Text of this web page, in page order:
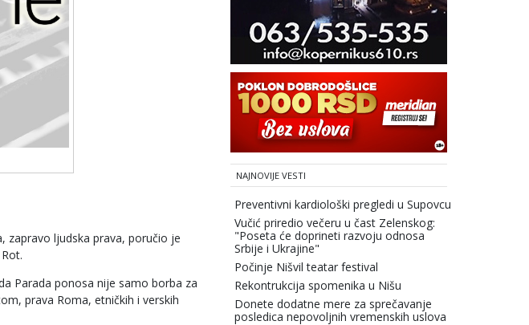
zapravo ljudska prava, poručio je
Parada ponosa nije samo borba za
prava Roma, etničkih i verskih
NAJNOVIJE VESTI
Preventivni kardiološki pregledi u Supovcu
Vučić priredio večeru u čast Zelenskog:
"Poseta će doprineti razvoju odnosa
Srbije i Ukrajine"
Počinje Nišvil teatar festival
Rekontrukcija spomenika u Nišu
Donete dodatne mere za sprečavanje
posledica nepovoljnih vremenskih uslova